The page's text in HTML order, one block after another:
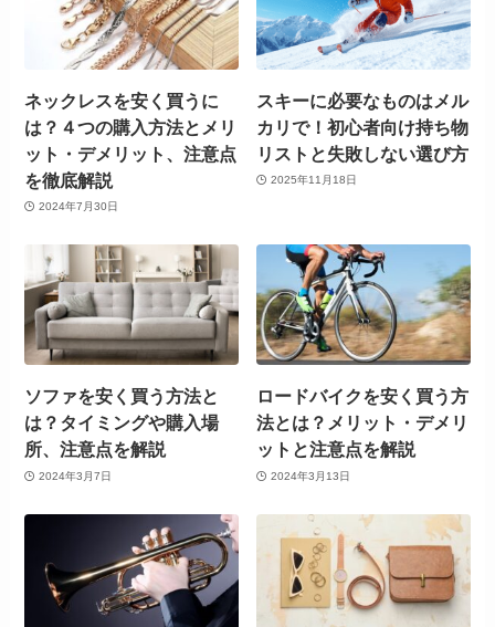
ネックレスを安く買うに
は？４つの購入方法とメリ
ット・デメリット、注意点
を徹底解説
2024年7月30日
スキーに必要なものはメル
カリで！初心者向け持ち物
リストと失敗しない選び方
2025年11月18日
ソファを安く買う方法と
は？タイミングや購入場
所、注意点を解説
2024年3月7日
ロードバイクを安く買う方
法とは？メリット・デメリ
ットと注意点を解説
2024年3月13日